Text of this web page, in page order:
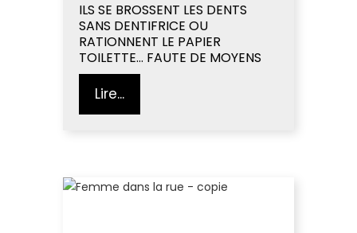
ILS SE BROSSENT LES DENTS
SANS DENTIFRICE OU
RATIONNENT LE PAPIER
TOILETTE… FAUTE DE MOYENS
Lire...